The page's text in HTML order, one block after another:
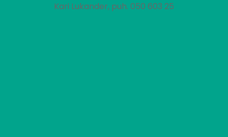
Kari Lukander, puh. 050 603 25